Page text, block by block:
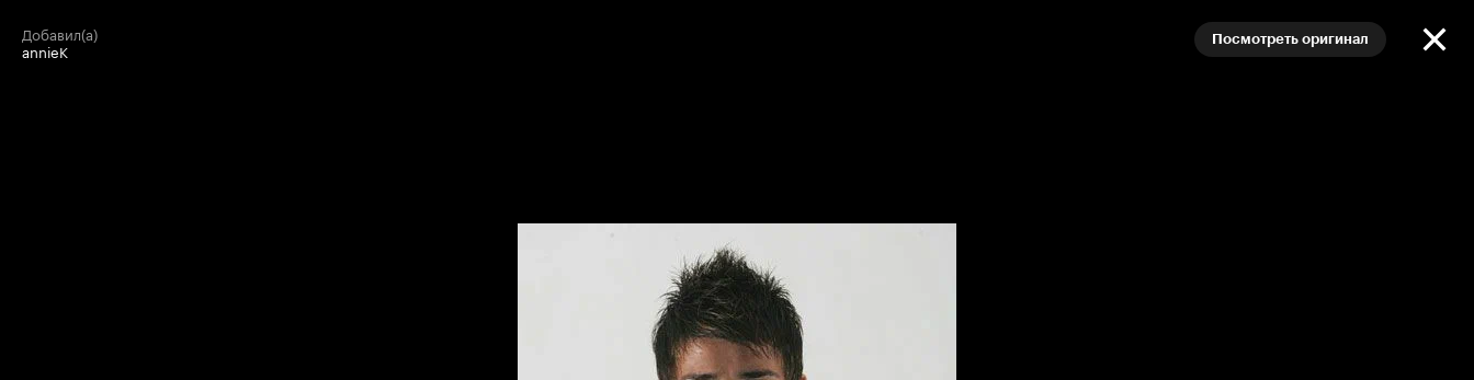
добавил(а)
annieK
Посмотреть оригинал